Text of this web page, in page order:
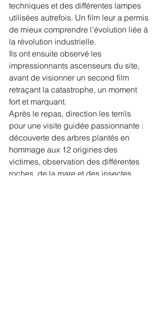
techniques et des différentes lampes
utilisées autrefois. Un film leur a permis
de mieux comprendre l’évolution liée à
la révolution industrielle.
Ils ont ensuite observé les
impressionnants ascenseurs du site,
avant de visionner un second film
retraçant la catastrophe, un moment
fort et marquant.
Après le repas, direction les terrils
pour une visite guidée passionnante :
découverte des arbres plantés en
hommage aux 12 origines des
victimes, observation des différentes
roches, de la mare et des insectes…